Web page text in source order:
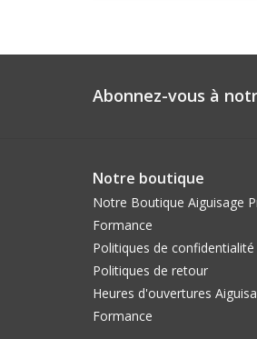
Abonnez-vous à
Notre boutique
Notre Boutique Aiguisage
Formance
Politiques de confidentialité
Politiques de retour
Heures d'ouvertures
Formance